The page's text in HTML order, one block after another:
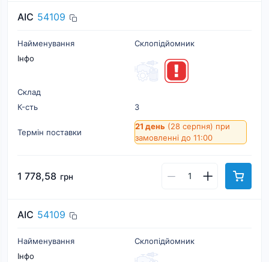
AIC 54109
Найменування
Склопідйомник
Інфо
Склад
К-cть
3
Термін поставки
21 день (28 серпня) при
замовленні до 11:00
1 778,58 грн
AIC 54109
Найменування
Склопідйомник
Інфо